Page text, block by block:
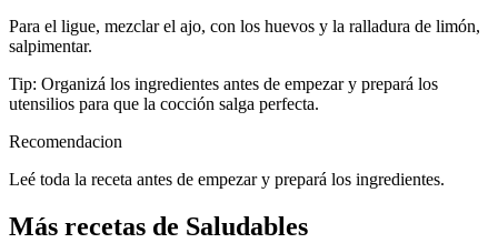
Para el ligue, mezclar el ajo, con los huevos y la ralladura de limón,
salpimentar.
Tip: Organizá los ingredientes antes de empezar y prepará los
utensilios para que la cocción salga perfecta.
Recomendacion
Leé toda la receta antes de empezar y prepará los ingredientes.
Más recetas de Saludables